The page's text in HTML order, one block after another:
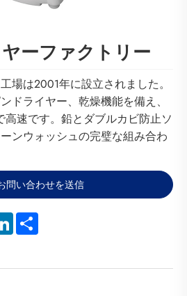
ーファクトリー
場は2001年に設立されました。
ドライヤー、乾燥機能を備え、
速です。鉛とダブルカビ防止ソ
ンウォッシュの完璧な組み合わ
問い合わせを送信
LinkedIn